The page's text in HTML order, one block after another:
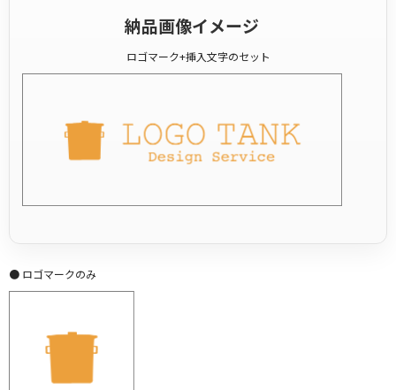
納品画像イメージ
ロゴマーク+挿入文字のセット
● ロゴマークのみ